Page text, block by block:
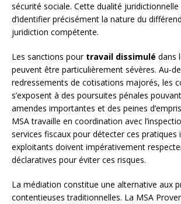
sécurité sociale. Cette dualité juridictionnelle
d’identifier précisément la nature du
juridiction compétente.
Les sanctions pour travail dissimulé dans
peuvent être particulièrement sévères. Au-
redressements de cotisations majorés, les
s’exposent à des poursuites pénales
amendes importantes et des peines
MSA travaille en coordination avec
services fiscaux pour détecter ces pratiques
exploitants doivent impérativement
déclaratives pour éviter ces risques.
La médiation constitue une alternative aux
contentieuses traditionnelles. La MSA